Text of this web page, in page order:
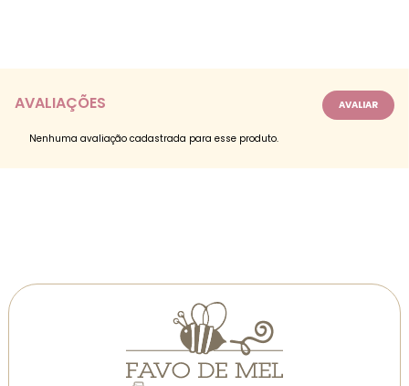
AVALIAÇÕES
Nenhuma avaliação cadastrada para esse produto.